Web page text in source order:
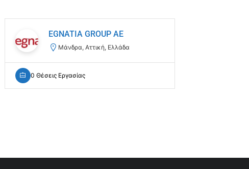
EGNATIA GROUP AE
Μάνδρα, Αττική, Ελλάδα
0 Θέσεις Εργασίας